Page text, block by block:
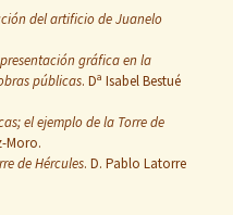
del artificio de Juanelo
gráfica en la
públicas. Dª Isabel Bestué
el ejemplo de la Torre de
Moro.
de Hércules. D. Pablo Latorre